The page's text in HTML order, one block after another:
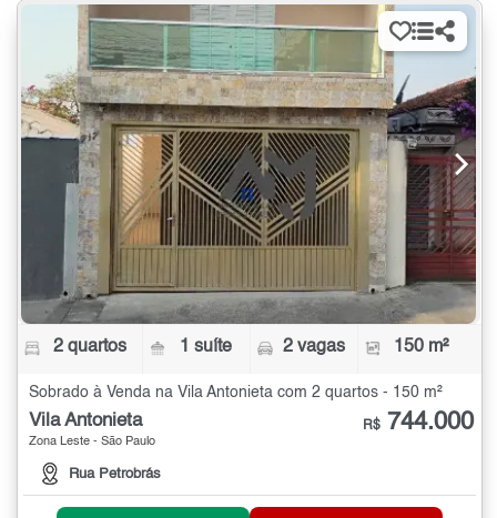
2 quartos 1 suíte 2 vagas 150 m²
Sobrado à Venda na Vila Antonieta com 2 quartos - 150 m²
Vila Antonieta
Zona Leste - São Paulo
Rua Petrobrás
R$ 744.000